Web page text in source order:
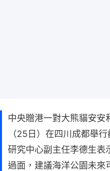
中央贈港一對大熊貓安安
（25日）在四川成都舉
研究中心副主任李德生表
過面，建議海洋公園未來